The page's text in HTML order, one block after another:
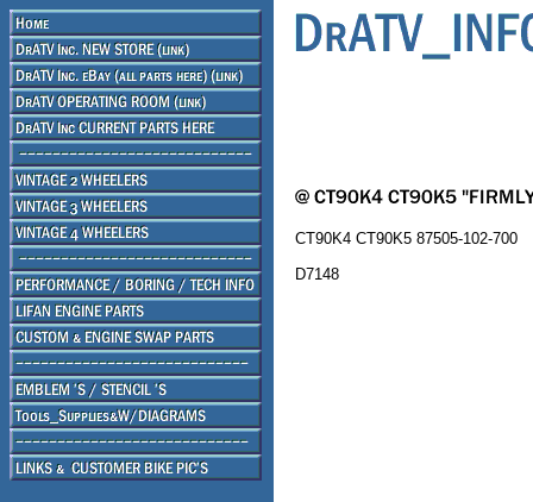
CT90K4 CT90K5 87505-102-700
D7148